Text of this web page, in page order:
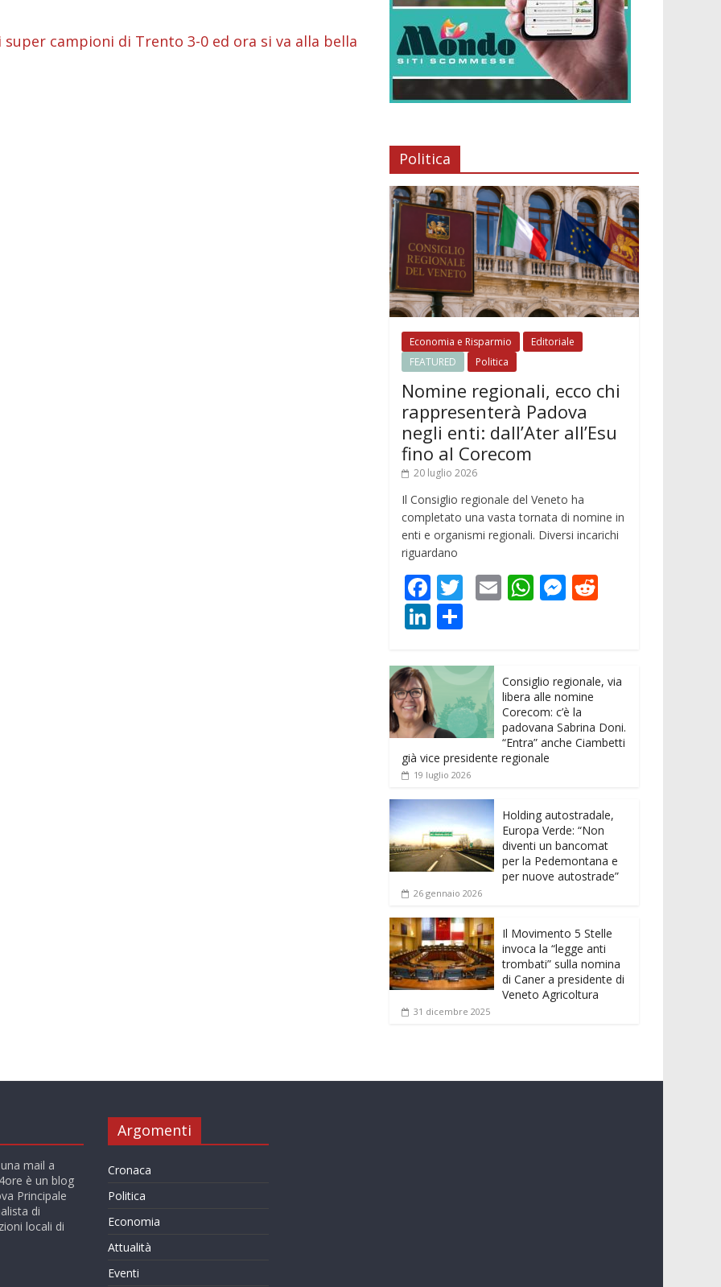
campioni di Trento 3-0 ed ora si va alla bella
Politica
Economia e Risparmio
Editoriale
FEATURED
Politica
Nomine regionali, ecco chi
rappresenterà Padova
negli enti: dall’Ater all’Esu
fino al Corecom
20 luglio 2026
Il Consiglio regionale del Veneto ha
completato una vasta tornata di nomine in
enti e organismi regionali. Diversi incarichi
riguardano
F
ac
e
b
o
o
k
T
er
E W
A
p
p
M
n
g
er
t
Li
k
e
dI
n
n
di
vi
di
Consiglio regionale, via
libera alle nomine
Corecom: c’è la
padovana Sabrina Doni.
“Entra” anche Ciambetti
già vice presidente regionale
19 luglio 2026
Holding autostradale,
Europa Verde: “Non
diventi un bancomat
per la Pedemontana e
per nuove autostrade”
26 gennaio 2026
Il Movimento 5 Stelle
invoca la “legge anti
trombati” sulla nomina
di Caner a presidente di
Veneto Agricoltura
31 dicembre 2025
mail a
è un blog
Principale
di
locali di
Argomenti
Cronaca
Politica
Economia
Attualità
Eventi